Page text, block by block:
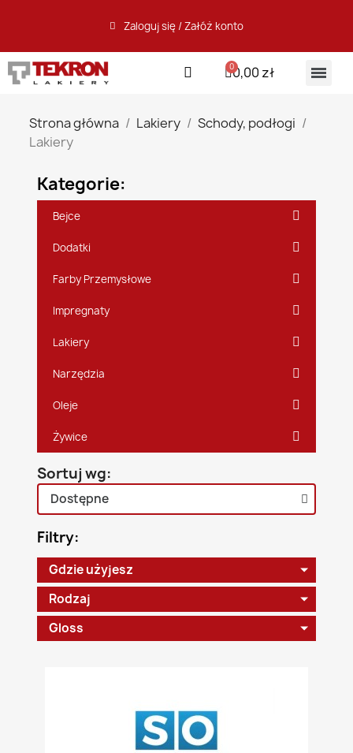
Zaloguj się / Załóż konto
0,00 zł
Strona główna Lakiery
Schody, podłogi
Lakiery
Kategorie:
Bejce
Dodatki
Farby Przemysłowe
Impregnaty
Lakiery
Narzędzia
Oleje
Żywice
Sortuj wg:
Filtry:
Gdzie użyjesz
Rodzaj
Gloss